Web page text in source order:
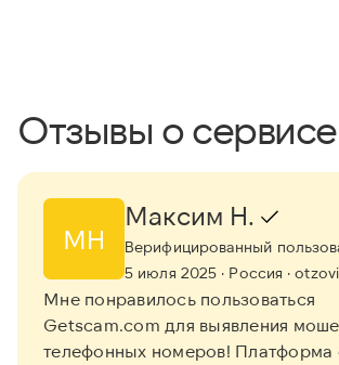
Отзывы о сервисе
МН
Максим Н.
Верифицированный
5 июля 2025 · Россия ·
Мне понравилось пользоваться
Getscam.com для выявления
телефонных номеров! Платформа